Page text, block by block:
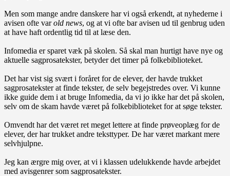
Men som mange andre danskere har vi også erkendt, at nyhederne i
avisen ofte varold news, og at vi ofte bar avisen ud til genbrug uden
at have haft ordentlig tid til at læse den.
Infomedia er sparet væk på skolen. Så skal man hurtigt have nye og
aktuelle sagprosatekster, betyder det timer på folkebiblioteket.
Det har vist sig svært i foråret for de elever, der havde trukket
sagprosatekster at finde tekster, de selv begejstredes over. Vi kunne
ikke guide dem i at bruge Infomedia, da vi jo ikke har det på skolen,
selv om de skam havde været på folkebiblioteket for at søge tekster.
Omvendt har det været ret meget lettere at finde prøveoplæg for de
elever, der har trukket andre teksttyper. De har været markant mere
selvhjulpne.
Jeg kan ærgre mig over, at vi i klassen udelukkende havde arbejdet
med avisgenrer som sagprosatekster.